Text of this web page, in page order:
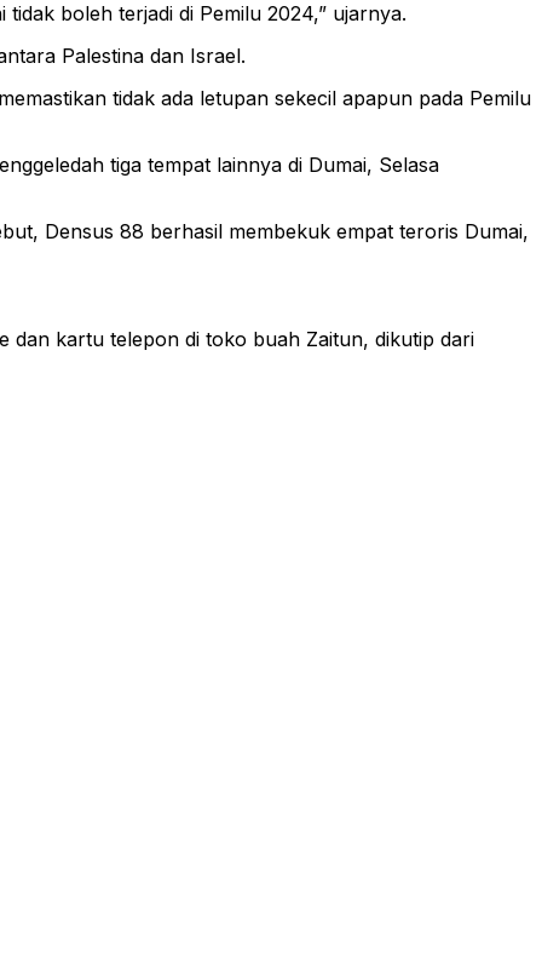
boleh terjadi di Pemilu 2024,” ujarnya.
Palestina dan Israel.
tidak ada letupan sekecil apapun pada Pemilu
tiga tempat lainnya di Dumai, Selasa
Densus 88 berhasil membekuk empat teroris Dumai,
dan kartu telepon di toko buah Zaitun, dikutip dari